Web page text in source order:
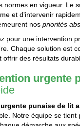
en vigueur. Le
et d'intervenir
nospriorités
pour une intervention
Chaque solution est
offrir des résultats
urgente
punaise de lit
Notre équipe se tient